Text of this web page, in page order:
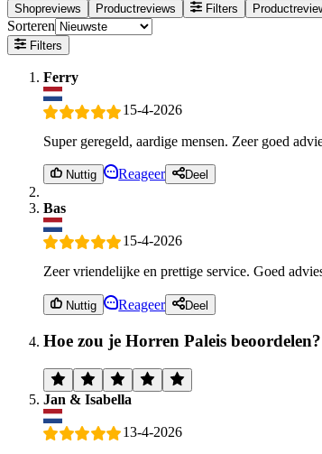
Shopreviews
Productreviews Filters
Sorteren
Filters
Ferry
15-4-2026
Super geregeld, aardige mensen. Zeer goed
Nuttig Reageer Deel
Bas
15-4-2026
Zeer vriendelijke en prettige service. Goed
Nuttig Reageer Deel
Hoe zou je Horren Paleis beoordelen?
Jan & Isabella
13-4-2026